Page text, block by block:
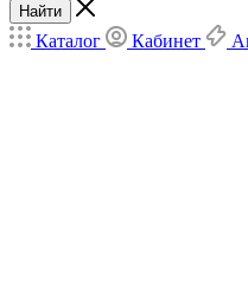
Найти
Каталог Кабинет